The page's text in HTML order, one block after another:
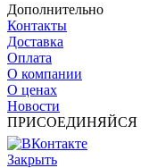
Дополнительно
Контакты
Доставка
Оплата
О компании
О ценах
Новости
ПРИСОЕДИНЯЙСЯ
Закрыть